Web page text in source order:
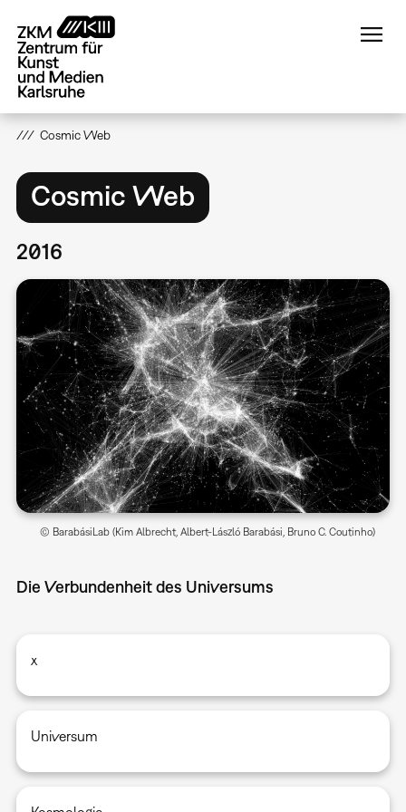
zum
Inhalt
Cosmic Web
Cosmic Web
2016
© BarabásiLab (Kim Albrecht, Albert-László Barabási, Bruno C. Coutinho)
Die Verbundenheit des Universums
x
Universum